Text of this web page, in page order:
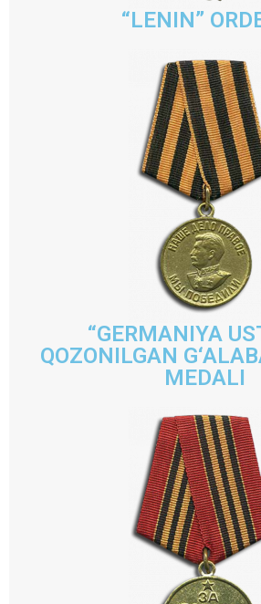
“LENIN”
“GERMANIYA
QOZONILGAN
MEDALI